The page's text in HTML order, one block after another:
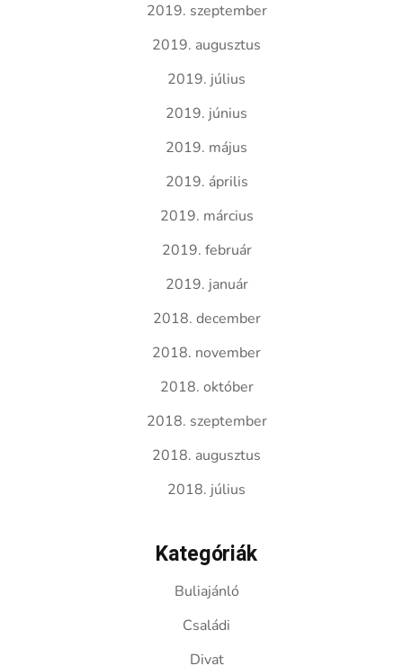
2019. szeptember
2019. augusztus
2019. július
2019. június
2019. május
2019. április
2019. március
2019. február
2019. január
2018. december
2018. november
2018. október
2018. szeptember
2018. augusztus
2018. július
Kategóriák
Buliajánló
Családi
Divat